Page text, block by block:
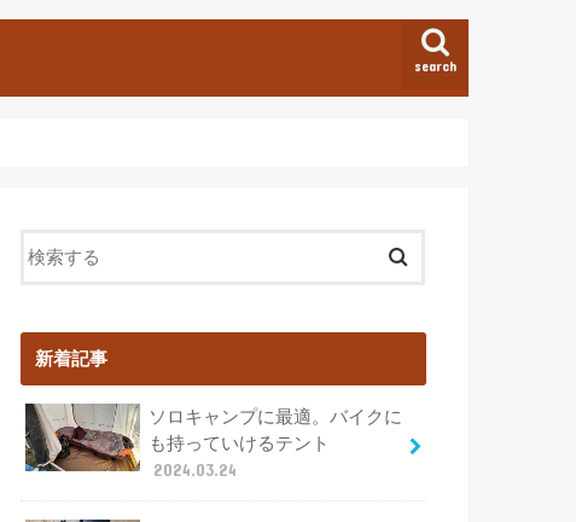
search
新着記事
ソロキャンプに最適。バイクに
も持っていけるテント
2024.03.24